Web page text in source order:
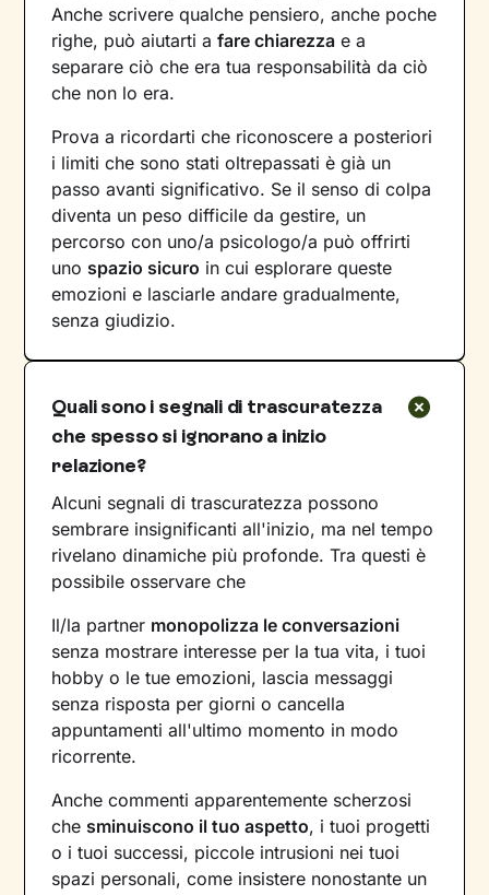
Anche scrivere qualche pensiero, anche poche
righe, può aiutarti afare chiarezza e a
separare ciò che era tua responsabilità da ciò
che non lo era.
Prova a ricordarti che riconoscere a posteriori
i limiti che sono stati oltrepassati è già un
passo avanti significativo. Se il senso di colpa
diventa un peso difficile da gestire, un
percorso con uno/a psicologo/a può offrirti
uno spazio sicuro in cui esplorare queste
emozioni e lasciarle andare gradualmente,
senza giudizio.
Quali sono i segnali di trascuratezza
che spesso si ignorano a inizio
relazione?
Alcuni segnali di trascuratezza possono
sembrare insignificanti all'inizio, ma nel tempo
rivelano dinamiche più profonde. Tra questi è
possibile osservare che
Il/la partner monopolizza le conversazioni
senza mostrare interesse per la tua vita, i tuoi
hobby o le tue emozioni, lascia messaggi
senza risposta per giorni o cancella
appuntamenti all'ultimo momento in modo
ricorrente.
Anche commenti apparentemente scherzosi
che sminuiscono il tuo aspetto, i tuoi progetti
o i tuoi successi, piccole intrusioni nei tuoi
spazi personali, come insistere nonostante un